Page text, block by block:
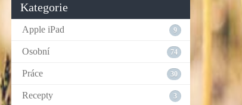
Kategorie
Apple iPad 9
Osobní 74
Práce 30
Recepty 3